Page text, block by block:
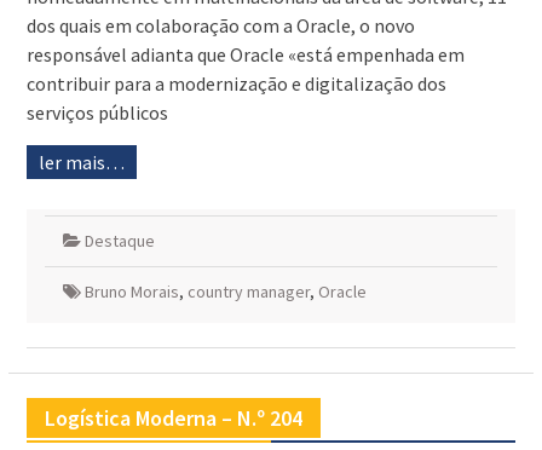
dos quais em colaboração com a Oracle, o novo
responsável adianta que Oracle «está empenhada em
contribuir para a modernização e digitalização dos
serviços públicos
ler mais…
Destaque
Bruno Morais, country manager, Oracle
Logística Moderna – N.º 204